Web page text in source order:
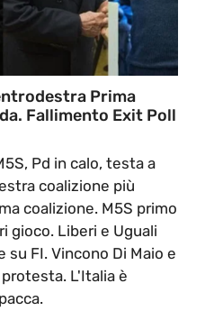
Prima
Fallimento Exit Poll
Pd in calo, testa a
coalizione più
coalizione. M5S primo
gioco. Liberi e Uguali
su FI. Vincono Di Maio e
L'Italia è